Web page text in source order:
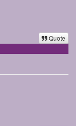
Quote